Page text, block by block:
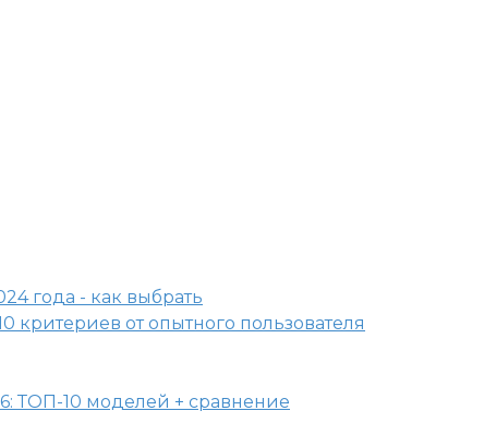
критериев от опытного пользователя
ТОП-10 моделей + сравнение